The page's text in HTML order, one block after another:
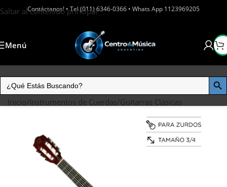
Saltar al contenido principal
Contáctanos! • Tel (011) 6346-0366 • Whats App 1123969205
Menú
Inicio/Instrumentos de Cuerdas/Guitarras Clásicas